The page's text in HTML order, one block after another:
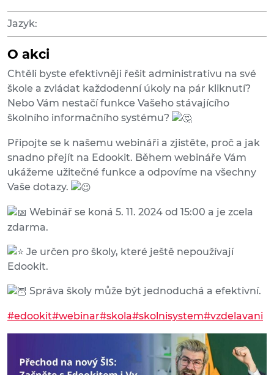
Jazyk:
O akci
Chtěli byste efektivněji řešit administrativu na své
škole a zvládat každodenní úkoly na pár kliknutí?
Nebo Vám nestačí funkce Vašeho stávajícího
školního informačního systému?
Připojte se k našemu webináři a zjistěte, proč a jak
snadno přejít na Edookit. Během webináře Vám
ukážeme užitečné funkce a odpovíme na všechny
Vaše dotazy.
Webinář se koná 5. 11. 2024 od 15:00 a je zcela
zdarma.
Je určen pro školy, které ještě nepoužívají
Edookit.
Správa školy může být jednoduchá a efektivní.
#edookit#webinar#skola#skolnisystem#vzdelavani